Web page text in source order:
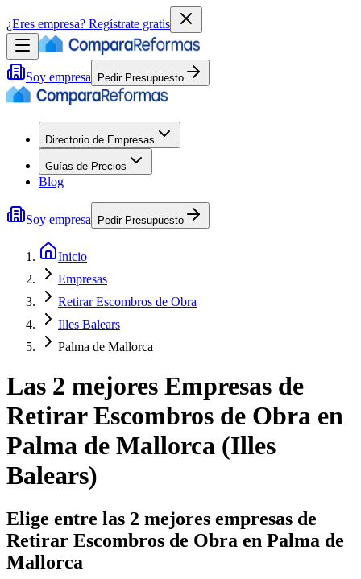
¿Eres empresa? Regístrate gratis
Soy empresa Pedir Presupuesto
Directorio de Empresas
Guías de Precios
Blog
Soy empresa Pedir Presupuesto
Inicio
Empresas
Retirar Escombros de Obra
Illes Balears
Palma de Mallorca
Las 2 mejores Empresas de
Retirar Escombros de Obra en
Palma de Mallorca (Illes
Balears)
Elige entre las 2 mejores empresas de
Retirar Escombros de Obra en Palma de
Mallorca